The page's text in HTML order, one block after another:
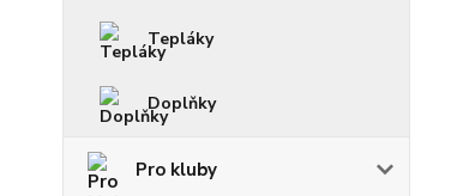
Tepláky
Doplňky
Pro kluby